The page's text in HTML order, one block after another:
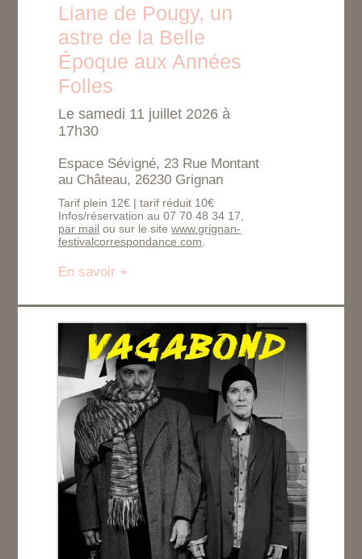
Liane de Pougy, un
astre de la Belle
Époque aux Années
Folles
Le samedi 11 juillet 2026 à
17h30
Espace Sévigné, 23 Rue Montant
au Château, 26230 Grignan
Tarif plein 12€ | tarif réduit 10€
Infos/réservation au 07 70 48 34 17,
par mail ou sur le sitewww.grignan-
festivalcorrespondance.com
En savoir +